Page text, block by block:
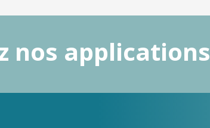
nos applications